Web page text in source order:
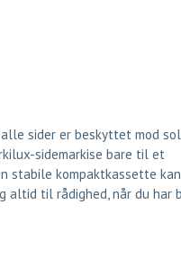
sider er beskyttet mod
sidemarkise bare til et
stabile kompaktkassette
altid til rådighed, når du har